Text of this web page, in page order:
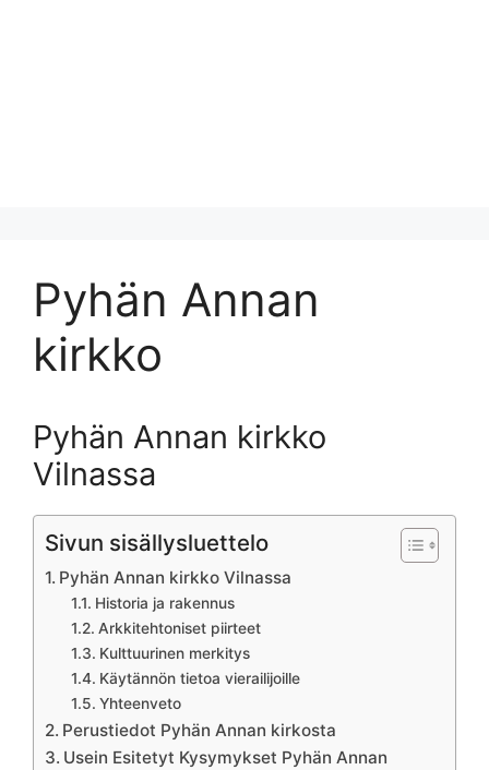
Pyhän Annan
kirkko
Pyhän Annan kirkko
Vilnassa
Sivun sisällysluettelo
Pyhän Annan kirkko Vilnassa
Historia ja rakennus
Arkkitehtoniset piirteet
Kulttuurinen merkitys
Käytännön tietoa vierailijoille
Yhteenveto
Perustiedot Pyhän Annan kirkosta
Usein Esitetyt Kysymykset Pyhän Annan